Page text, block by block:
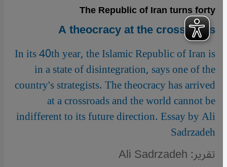
The Republic of Iran turns forty
A theocracy at the crossroads
In its 40th year, the Islamic Republic of Iran is
in a state of disintegration, says one of the
country's strategists. The theocracy has arrived
at a crossroads and the world cannot be
indifferent to its future direction. Essay by Ali
Sadrzadeh
تقرير: Ali Sadrzadeh